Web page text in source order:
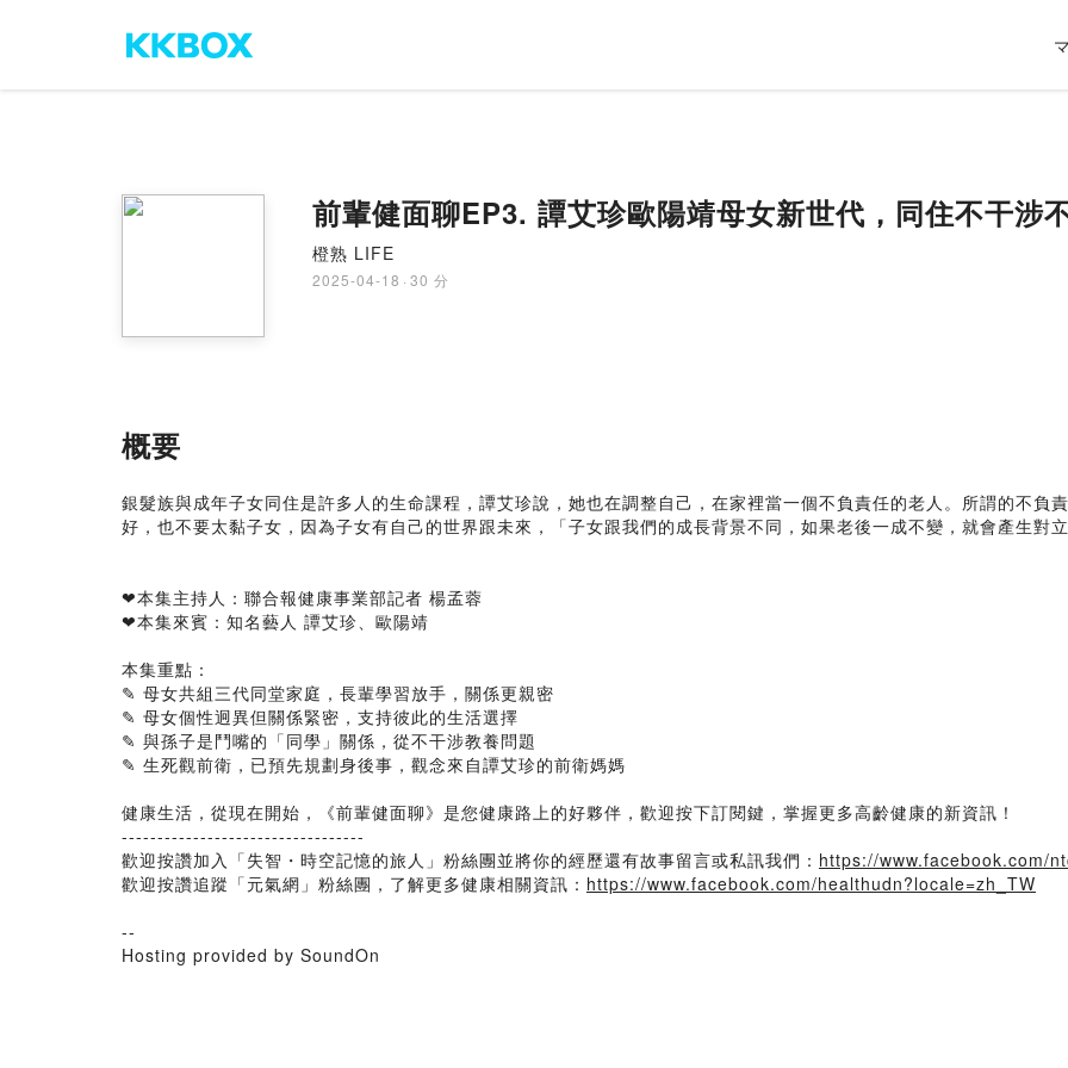
前輩健面聊EP3. 譚艾珍歐陽靖母女新世代，同住不干涉
橙熟 LIFE
2025-04-18 · 30 分
概要
銀髮族與成年子女同住是許多人的生命課程，譚艾珍說，她也在調整自己，在家裡當一個不負責任的老人。所謂的不負
好，也不要太黏子女，因為子女有自己的世界跟未來，「子女跟我們的成長背景不同，如果老後一成不變，就會產生對立
❤︎本集主持人：聯合報健康事業部記者 楊孟蓉
❤︎本集來賓：知名藝人 譚艾珍、歐陽靖
本集重點：
✎ 母女共組三代同堂家庭，長輩學習放手，關係更親密
✎ 母女個性迥異但關係緊密，支持彼此的生活選擇
✎ 與孫子是鬥嘴的「同學」關係，從不干涉教養問題
✎ 生死觀前衛，已預先規劃身後事，觀念來自譚艾珍的前衛媽媽
健康生活，從現在開始，《前輩健面聊》是您健康路上的好夥伴，歡迎按下訂閱鍵，掌握更多高齡健康的新資訊！
----------------------------------
歡迎按讚加入「失智・時空記憶的旅人」粉絲團並將你的經歷還有故事留言或私訊我們： https://www.facebook.com/
歡迎按讚追蹤「元氣網」粉絲團，了解更多健康相關資訊： https://www.facebook.com/healthudn?locale=zh_TW
--
Hosting provided by SoundOn